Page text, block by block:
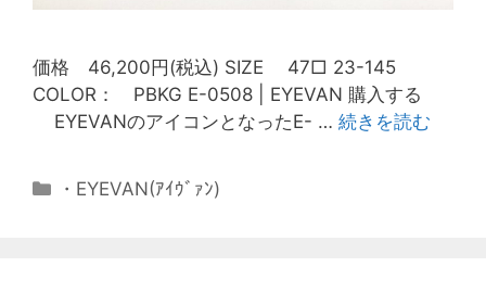
価格 46,200円(税込) SIZE 47□ 23-145
COLOR： PBKG E-0508 | EYEVAN 購入する
EYEVANのアイコンとなったE- … 続きを読む
・EYEVAN(ｱｲｳﾞｧﾝ)